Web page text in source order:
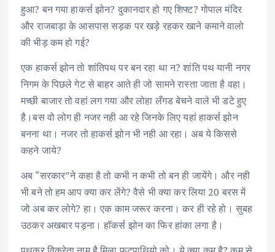
हुआ? बन गया हाकर्स झोन? दुकानदार हो गए शिफ्ट? गोपाल मंदिर
और राजबाड़ा के आसपास सड़क पर खड़े रहकर खाने कमाने वालो
की भीड़ कम हो गई?
एक हाकर्स झोन तो शांतिपथ पर बन रहा था न? शांति पथ यानी नगर
निगम के पिछले गेट से बाहर आते ही जो सामने रास्ता जाता है वहा।
मच्छी बाजार तो वहां लग गया और लोहा लँगड बेचने वाले भी डटे हुए
है।बस वो लोग ही नजर नही आ रहे जिनके लिए यहां हाकर्स झोन
बनना था। नजर तो हाकर्स झोन भी नही आ रहा। अब ये किससे
कहने जाये?
अब “सरकार”ने कहा है तो कभी न कभी तो बन ही जायेंगे। और नही
भी बने तो हम आप क्या कर लेंगे? वैसे भी क्या कर लिया 20 बरस में
जो अब कर लोगे? हा। एक काम जरूर करना। कर ही रहे हो। सुबह
उठकर अखबार पड़ना। हॉकर्स झोन का फिर हांका लगा है।